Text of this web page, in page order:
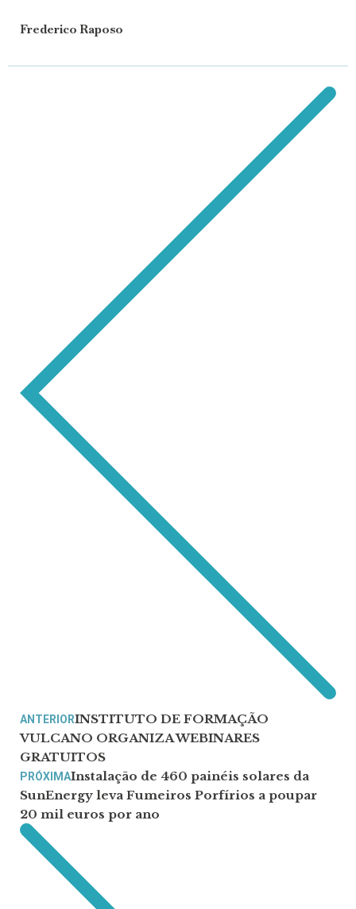
Frederico Raposo
ANTERIORINSTITUTO DE FORMAÇÃO
VULCANO ORGANIZA WEBINARES
GRATUITOS
PRÓXIMAInstalação de 460 painéis solares da
SunEnergy leva Fumeiros Porfírios a poupar
20 mil euros por ano